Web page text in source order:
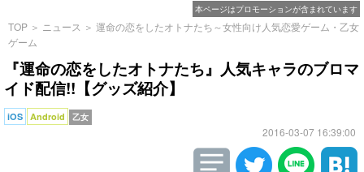
本ページはプロモーションが含まれています
TOP ＞ ニュース ＞ 運命の恋をしたオトナたち～女性向け人気恋愛ゲーム・乙女
ゲーム
『運命の恋をしたオトナたち』人気キャラのブロマ
イド配信!!【グッズ紹介】
iOS Android 乙女
2016-03-07 16:39:00